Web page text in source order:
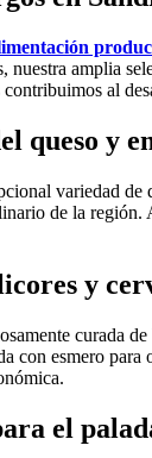
nuestra amplia
al
queso y
variedad
de la
y
curada
con esmero
el